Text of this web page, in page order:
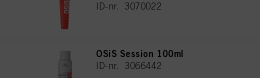
ID-nr. 3070022
OSiS Session 100ml
ID-nr. 3066442